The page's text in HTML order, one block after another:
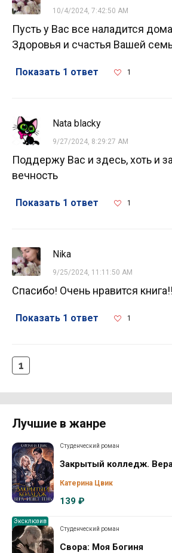
10/4/2024, 7:42:50 AM
Пусть у Вас все наладится
Здоровья и счастья Вашей
Показать 1 ответ 1
Nata blacky
9/27/2024, 8:29:27 AM
Поддержу Вас и здесь, хоть и
вечность
Показать 1 ответ 1
Nika
9/25/2024, 11:11:50 AM
Спасибо! Очень нравится
Показать 1 ответ 1
1
Лучшие в жанре
Студенческий роман
Закрытый колледж.
Катерина Цвик
139 ₽
Эксклюзив
Студенческий роман
Свора: Моя Богиня